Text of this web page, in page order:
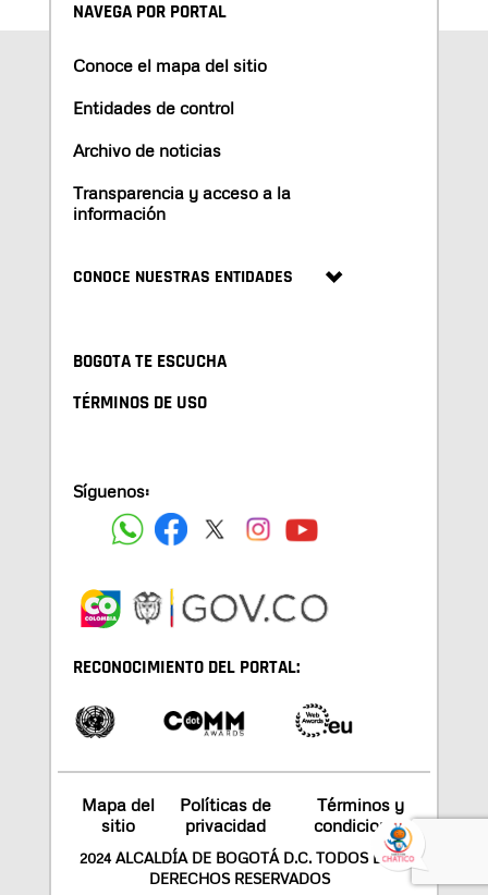
NAVEGA POR PORTAL
Conoce el mapa del sitio
Entidades de control
Archivo de noticias
Transparencia y acceso a la
información
CONOCE NUESTRAS ENTIDADES
BOGOTA TE ESCUCHA
TÉRMINOS DE USO
Síguenos:
RECONOCIMIENTO DEL PORTAL:
Mapa del
sitio
Políticas de
privacidad
Términos y
condiciones
2024 ALCALDÍA DE BOGOTÁ D.C. TODOS LOS
DERECHOS RESERVADOS